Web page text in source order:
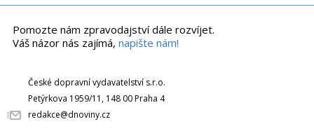
Pomozte nám zpravodajství dále rozvíjet.
Váš názor nás zajímá, napište nám!
České dopravní vydavatelství s.r.o.
Petýrkova 1959/11, 148 00 Praha 4
redakce@dnoviny.cz